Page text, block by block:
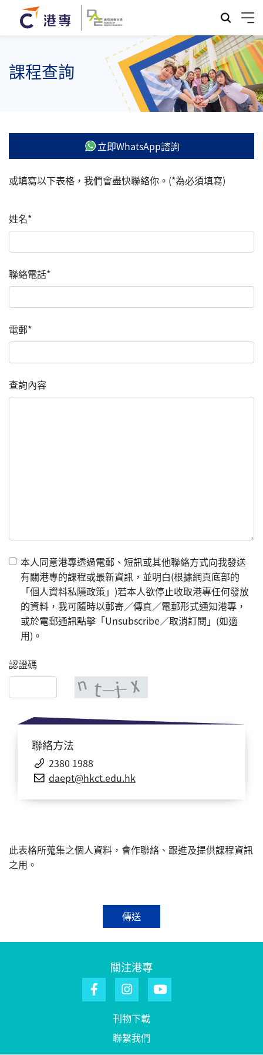
課程查詢
立即WhatsApp諮詢
或填寫以下表格，我們會盡快聯絡你。(*為必須填寫)
姓名*
聯絡電話*
電郵*
查詢內容
本人同意港專透過電郵、短訊或其他聯絡方式向我發送
有關港專的課程或最新資訊，並明白(根據網頁底部的
「個人資料私隱政策」)若本人欲停止收取港專任何發放
的資料，我可隨時以郵寄／傳真／電郵形式通知港專，
或於電郵通訊點擊「Unsubscribe／取消訂閱」(如適
用)。
認證碼
聯絡方法
2380 1988
daept@hkct.edu.hk
此表格所蒐集之個人資料，會作聯絡、跟進及提供課程資訊
之用。
傳送
關注港專
刊物下載
聯繫我們